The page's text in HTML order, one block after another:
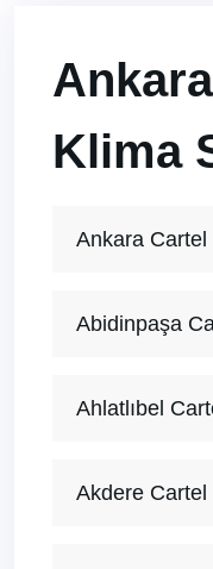
Klima
Ankara
Abidinpaşa
Ahlatlıbel
Akdere